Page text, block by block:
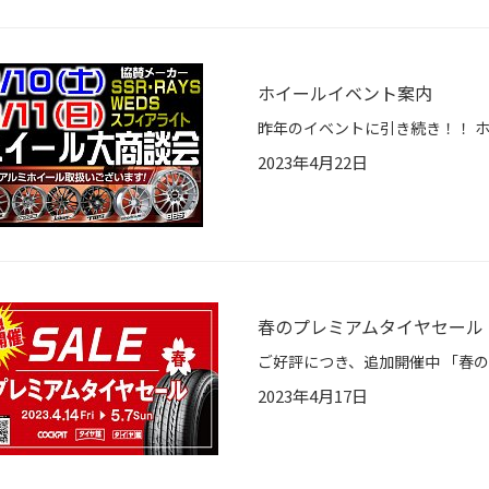
ホイールイベント案内
2023年4月22日
春のプレミアムタイヤセール
2023年4月17日